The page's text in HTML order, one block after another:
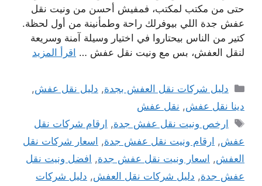
حتى من مكتب لمكتب، فمفيش أحسن من ونيت نقل
عفش جدة اللي بيوفرلك راحة وطمأنينة من أول لحظة.
كتير من الناس بيحتاروا في اختيار وسيلة آمنة وسريعة
لنقل العفش، بس مع ونيت نقل عفش … اقرأ المزيد
التصنيفات
دليل شركات نقل العفش بجدة, دليل نقل عفش,
دينا نقل عفش, نقل عفش
الوسوم
ارخص ونيت نقل عفش جدة, ارقام شركات نقل
عفش, ارقام ونيت نقل عفش جدة, اسعار شركات نقل
العفش, اسعار ونيت نقل عفش جدة, افضل ونيت نقل
عفش جدة, دليل شركات نقل العفش, دليل شركات